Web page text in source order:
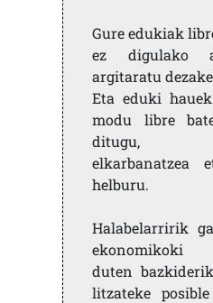
Gure edukiak
ez digulako
argitaratu
Eta eduki
modu libre
ditugu,
elkarbanatzea
helburu.
Halabelarririk
ekonomikoki
duten
litzateke